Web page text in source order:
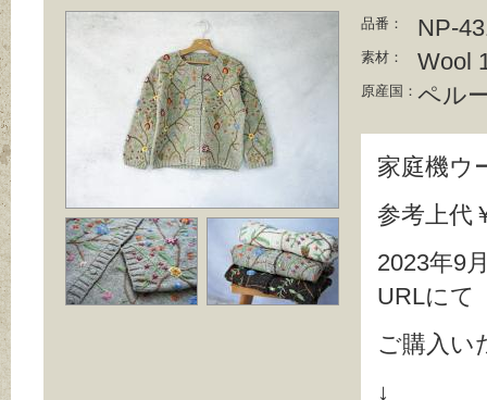
品番： NP-
素材： Wool
原産国： ペル
家庭機ウ
参考上代
2023年9
URLにて
ご購入い
↓